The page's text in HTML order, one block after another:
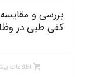
بررسی و
کفی طبی در
اطلاعات